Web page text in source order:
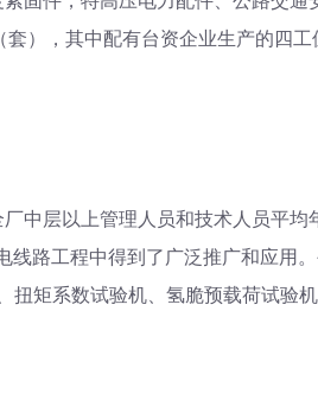
），其中配有台资企业生产的四
层以上管理人员和技术人员平均
线路工程中得到了广泛推广和应
矩系数试验机、氢脆预载荷试验